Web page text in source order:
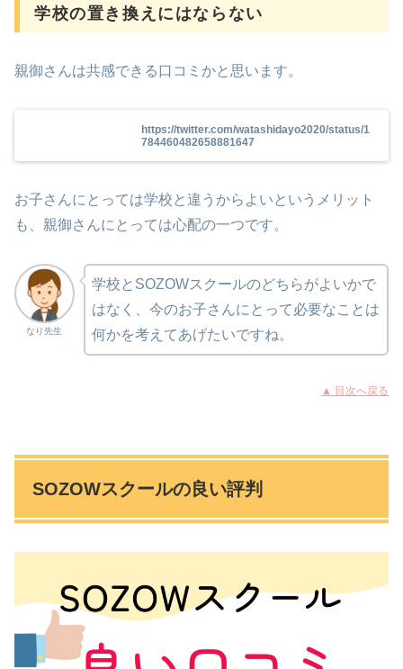
学校の置き換えにはならない
親御さんは共感できる口コミかと思います。
https://twitter.com/watashidayo2020/status/1
784460482658881647
お子さんにとっては学校と違うからよいというメリット
も、親御さんにとっては心配の一つです。
なり先生
学校とSOZOWスクールのどちらがよいかで
はなく、今のお子さんにとって必要なことは
何かを考えてあげたいですね。
▲ 目次へ戻る
SOZOWスクールの良い評判